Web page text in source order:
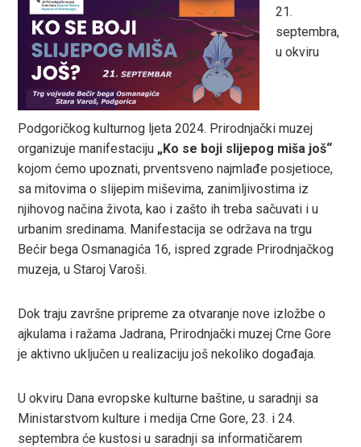
21.
septembra,
u okviru
Podgoričkog kulturnog ljeta 2024. Prirodnjački muzej
organizuje manifestaciju „Ko se boji slijepog miša još“
kojom ćemo upoznati, prventsveno najmlađe posjetioce,
sa mitovima o slijepim miševima, zanimljivostima iz
njihovog načina života, kao i zašto ih treba sačuvati i u
urbanim sredinama. Manifestacija se održava na trgu
Bećir bega Osmanagića 16, ispred zgrade Prirodnjačkog
muzeja, u Staroj Varoši.
Dok traju završne pripreme za otvaranje nove izložbe o
ajkulama i ražama Jadrana, Prirodnjački muzej Crne Gore
je aktivno uključen u realizaciju još nekoliko događaja.
U okviru Dana evropske kulturne baštine, u saradnji sa
Ministarstvom kulture i medija Crne Gore, 23. i 24.
septembra će kustosi u saradnji sa informatičarem